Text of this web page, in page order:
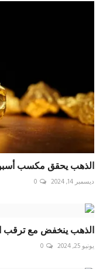
الذهب يحقق مكسب
ديسمبر 14, 2024 0
الذهب ينخفض مع ترقب
يونيو 25, 2024 0